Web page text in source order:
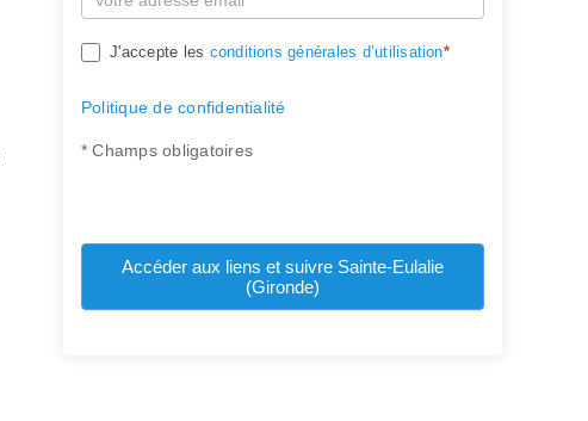
J'accepte les conditions générales d’utilisation*
Politique de confidentialité
* Champs obligatoires
Accéder aux liens et suivre Sainte-Eulalie
(Gironde)